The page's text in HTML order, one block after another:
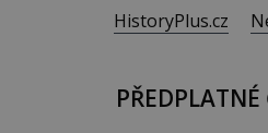
HistoryPlus.cz
PŘEDPLATNÉ